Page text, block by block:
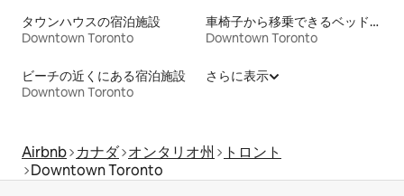
タウンハウスの宿泊施設
Downtown Toronto
車椅子から移乗できるベッドがある宿泊施設
Downtown Toronto
ビーチの近くにある宿泊施設
Downtown Toronto
さらに表示
Airbnb カナダ オンタリオ州
トロント
Downtown Toronto